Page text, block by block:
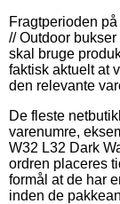
Fragtperioden
// Outdoor
skal bruge
faktisk aktuelt at
den relevante
De fleste
varenumre,
W32 L32 Dark
ordren placeres
formål at de har
inden de